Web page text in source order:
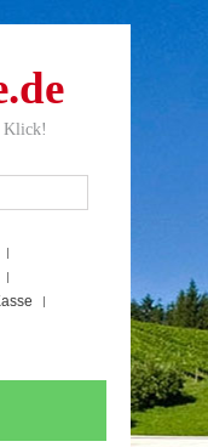
Klick!